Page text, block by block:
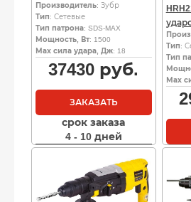
Производитель: Зубр
Тип: Сетевые
Тип патрона: SDS-MAX
Мощность, Вт: 1500
Мах сила удара, Дж: 18
37430 руб.
ЗАКАЗАТЬ
срок заказа
4 - 10 дней
Тип:
Тип
Мах